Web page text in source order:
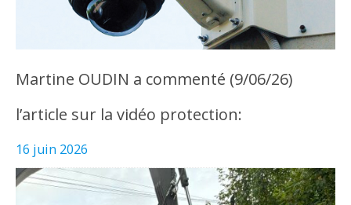
Martine OUDIN a commenté (9/06/26)
l’article sur la vidéo protection:
16 juin 2026